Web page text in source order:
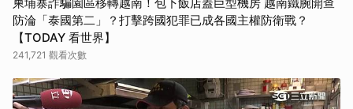
防淪「泰國第二」？打擊跨國犯罪已成各國主權防衛戰？
【TODAY 看世界】
241,721 觀看次數